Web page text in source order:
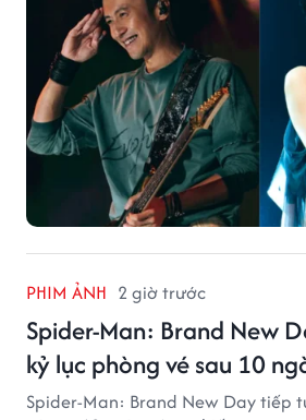
PHIM ẢNH 2 giờ trước
Spider-Man: Brand New
kỷ lục phòng vé sau 10
Spider-Man: Brand New Day tiếp